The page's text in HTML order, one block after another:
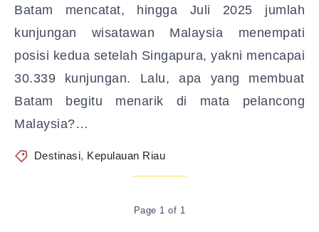
Batam mencatat, hingga Juli 2025 jumlah
kunjungan wisatawan Malaysia menempati
posisi kedua setelah Singapura, yakni mencapai
30.339 kunjungan. Lalu, apa yang membuat
Batam begitu menarik di mata pelancong
Malaysia?…
Destinasi, Kepulauan Riau
Page 1 of 1